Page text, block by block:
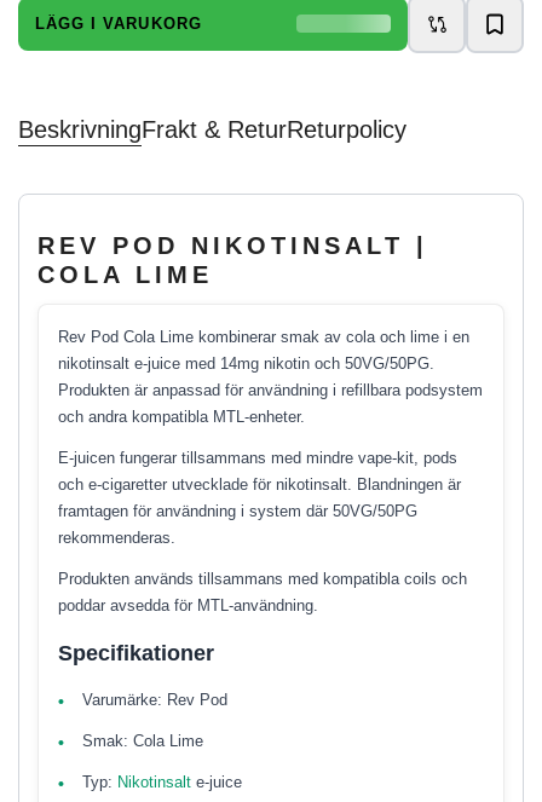
LÄGG I VARUKORG
BeskrivningFrakt & ReturReturpolicy
REV POD NIKOTINSALT |
COLA LIME
Rev Pod Cola Lime kombinerar smak av cola och lime i en
nikotinsalt e-juice med 14mg nikotin och 50VG/50PG.
Produkten är anpassad för användning i refillbara podsystem
och andra kompatibla MTL-enheter.
E-juicen fungerar tillsammans med mindre vape-kit, pods
och e-cigaretter utvecklade för nikotinsalt. Blandningen är
framtagen för användning i system där 50VG/50PG
rekommenderas.
Produkten används tillsammans med kompatibla coils och
poddar avsedda för MTL-användning.
Specifikationer
Varumärke: Rev Pod
Smak: Cola Lime
Typ: Nikotinsalt e-juice